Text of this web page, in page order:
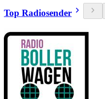
Top Radiosender